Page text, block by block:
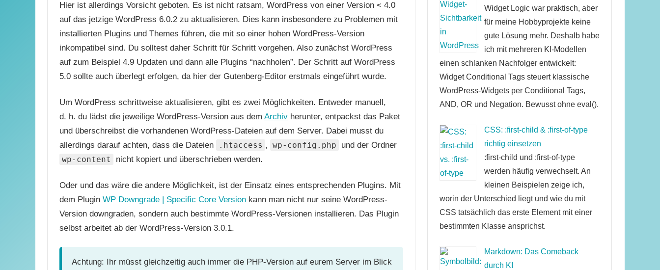
Hier ist allerdings Vorsicht geboten. Es ist nicht ratsam, WordPress von einer Version < 4.0
auf das jetzige WordPress 6.0.2 zu aktualisieren. Dies kann insbesondere zu Problemen mit
installierten Plugins und Themes führen, die mit so einer hohen WordPress-Version
inkompatibel sind. Du solltest daher Schritt für Schritt vorgehen. Also zunächst WordPress
auf zum Beispiel 4.9 Updaten und dann alle Plugins “nachholen”. Der Schritt auf WordPress
5.0 sollte auch überlegt erfolgen, da hier der Gutenberg-Editor erstmals eingeführt wurde.
Um WordPress schrittweise aktualisieren, gibt es zwei Möglichkeiten. Entweder manuell,
d. h. du lädst die jeweilige WordPress-Version aus dem Archiv herunter, entpackst das Paket
und überschreibst die vorhandenen WordPress-Dateien auf dem Server. Dabei musst du
allerdings darauf achten, dass die Dateien
.htaccess , wp-config.php
und der Ordner
wp-content
nicht kopiert und überschrieben werden.
Oder und das wäre die andere Möglichkeit, ist der Einsatz eines entsprechenden Plugins. Mit
dem Plugin WP Downgrade | Specific Core Version kann man nicht nur seine WordPress-
Version downgraden, sondern auch bestimmte WordPress-Versionen installieren. Das Plugin
selbst arbeitet ab der WordPress-Version 3.0.1.
Achtung: Ihr müsst gleichzeitig auch immer die PHP-Version auf eurem Server im Blick
Widget Logic war praktisch, aber
für meine Hobbyprojekte keine
gute Lösung mehr. Deshalb habe
ich mit mehreren KI-Modellen
einen schlanken Nachfolger entwickelt:
Widget Conditional Tags steuert klassische
WordPress-Widgets per Conditional Tags,
AND, OR und Negation. Bewusst ohne eval().
CSS: :first-child & :first-of-type
richtig einsetzen
:first-child und :first-of-type
werden häufig verwechselt. An
kleinen Beispielen zeige ich,
worin der Unterschied liegt und wie du mit
CSS tatsächlich das erste Element mit einer
bestimmten Klasse ansprichst.
Markdown: Das Comeback
durch KI